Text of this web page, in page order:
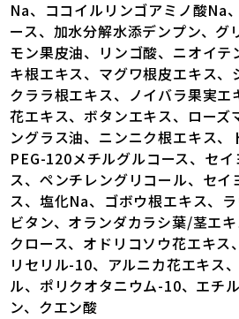
Na、ココイルリンゴアミノ酸Na
ース、加水分解水添デンプン、グ
モン果皮油、リンゴ酸、ニオイテ
キ根エキス、マグワ根皮エキス、
クララ根エキス、ノイバラ果実エ
花エキス、ボタンエキス、ローズ
ングラス油、ニンニク根エキス
PEG-120メチルグルコース、セ
ス、ペンチレングリコール、セイ
ス、塩化Na、ゴボウ根エキス、
ビタン、オランダカラシ葉/茎エ
クロース、オドリコソウ花エキス
リセリル-10、アルニカ花エキス
ル、ポリクオタニウム-10、エチ
ン、クエン酸